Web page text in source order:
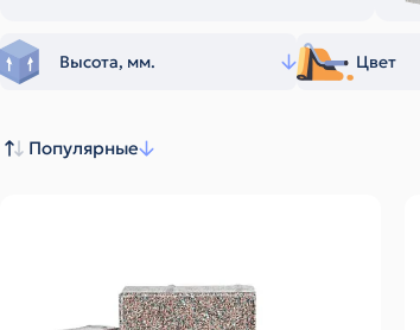
Высота, мм. Цвет
Популярные